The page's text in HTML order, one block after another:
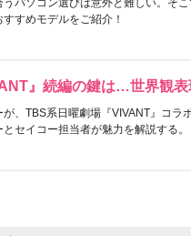
うパソコン選びは意外と難しい。そ
すめモデルをご紹介！
』続編の鍵は…世界観
が、TBS系日曜劇場『VIVANT』コラ
とセイコー担当者が魅力を解説する。